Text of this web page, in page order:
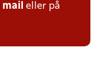
mail eller på